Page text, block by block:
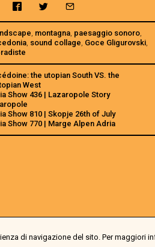
, montagna, paesaggio sonoro,
, sound collage, Goce Gligurovski,
the utopian South VS. the
West
Show 436 | Lazaropole Story
Show 810 | Skopje 26th of July
Show 770 | Marge Alpen Adria
di navigazione del sito. Per maggiori